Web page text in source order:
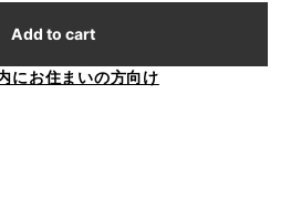
Add to cart
にお住まいの方向け